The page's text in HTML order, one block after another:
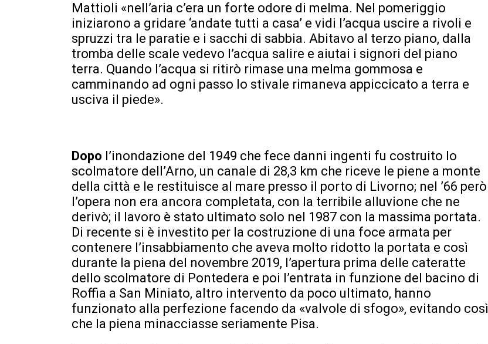
Mattioli «nell’aria c’era un forte odore di melma. Nel pomeriggio
iniziarono a gridare ‘andate tutti a casa’ e vidi l’acqua uscire a rivoli e
spruzzi tra le paratie e i sacchi di sabbia. Abitavo al terzo piano, dalla
tromba delle scale vedevo l’acqua salire e aiutai i signori del piano
terra. Quando l’acqua si ritirò rimase una melma gommosa e
camminando ad ogni passo lo stivale rimaneva appiccicato a terra e
usciva il piede».
Dopo l’inondazione del 1949 che fece danni ingenti fu costruito lo
scolmatore dell’Arno, un canale di 28,3 km che riceve le piene a monte
della città e le restituisce al mare presso il porto di Livorno; nel ’66 però
l’opera non era ancora completata, con la terribile alluvione che ne
derivò; il lavoro è stato ultimato solo nel 1987 con la massima portata.
Di recente si è investito per la costruzione di una foce armata per
contenere l’insabbiamento che aveva molto ridotto la portata e così
durante la piena del novembre 2019, l’apertura prima delle cateratte
dello scolmatore di Pontedera e poi l’entrata in funzione del bacino di
Roffia a San Miniato, altro intervento da poco ultimato, hanno
funzionato alla perfezione facendo da «valvole di sfogo», evitando così
che la piena minacciasse seriamente Pisa.